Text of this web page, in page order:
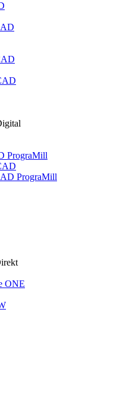
PrograMill
PrograMill
ONE